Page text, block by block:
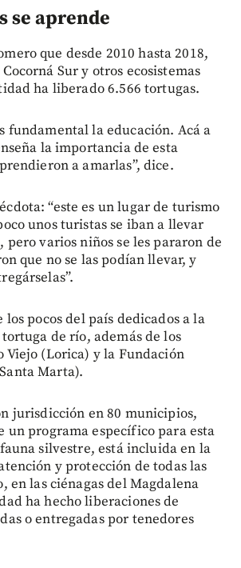
se aprende
que desde 2010 hasta 2018,
Sur y otros ecosistemas
ha liberado 6.566 tortugas.
fundamental la educación. Acá a
la importancia de esta
a amarlas”, dice.
“este es un lugar de turismo
unos turistas se iban a llevar
pero varios niños se les pararon de
que no se las podían llevar, y
los pocos del país dedicados a la
de río, además de los
Viejo (Lorica) y la Fundación
Marta).
jurisdicción en 80 municipios,
un programa específico para esta
silvestre, está incluida en la
y protección de todas las
en las ciénagas del Magdalena
ha hecho liberaciones de
o entregadas por tenedores